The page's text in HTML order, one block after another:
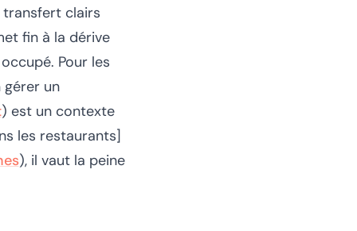
transfert clairs
fin à la dérive
Pour les
un
) est un contexte
les restaurants]
), il vaut la peine